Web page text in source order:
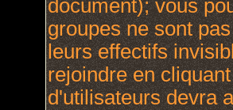
document); vous
groupes ne sont
leurs effectifs
rejoindre en
d'utilisateurs devra